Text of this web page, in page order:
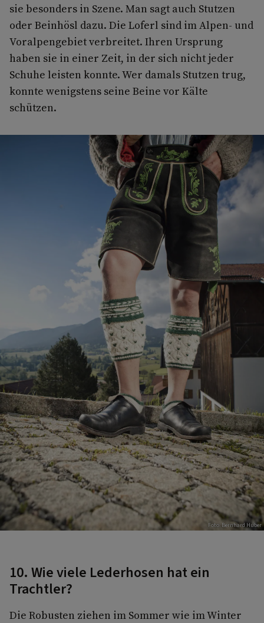
sie besonders in Szene. Man sagt auch Stutzen
oder Beinhösl dazu. Die Loferl sind im Alpen- und
Voralpengebiet verbreitet. Ihren Ursprung
haben sie in einer Zeit, in der sich nicht jeder
Schuhe leisten konnte. Wer damals Stutzen trug,
konnte wenigstens seine Beine vor Kälte
schützen.
Foto: Bernhard Huber
10. Wie viele Lederhosen hat ein
Trachtler?
Die Robusten ziehen im Sommer wie im Winter